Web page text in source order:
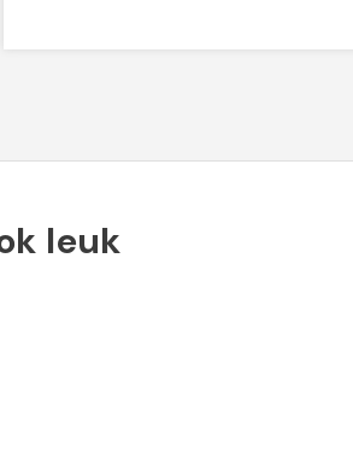
leuk